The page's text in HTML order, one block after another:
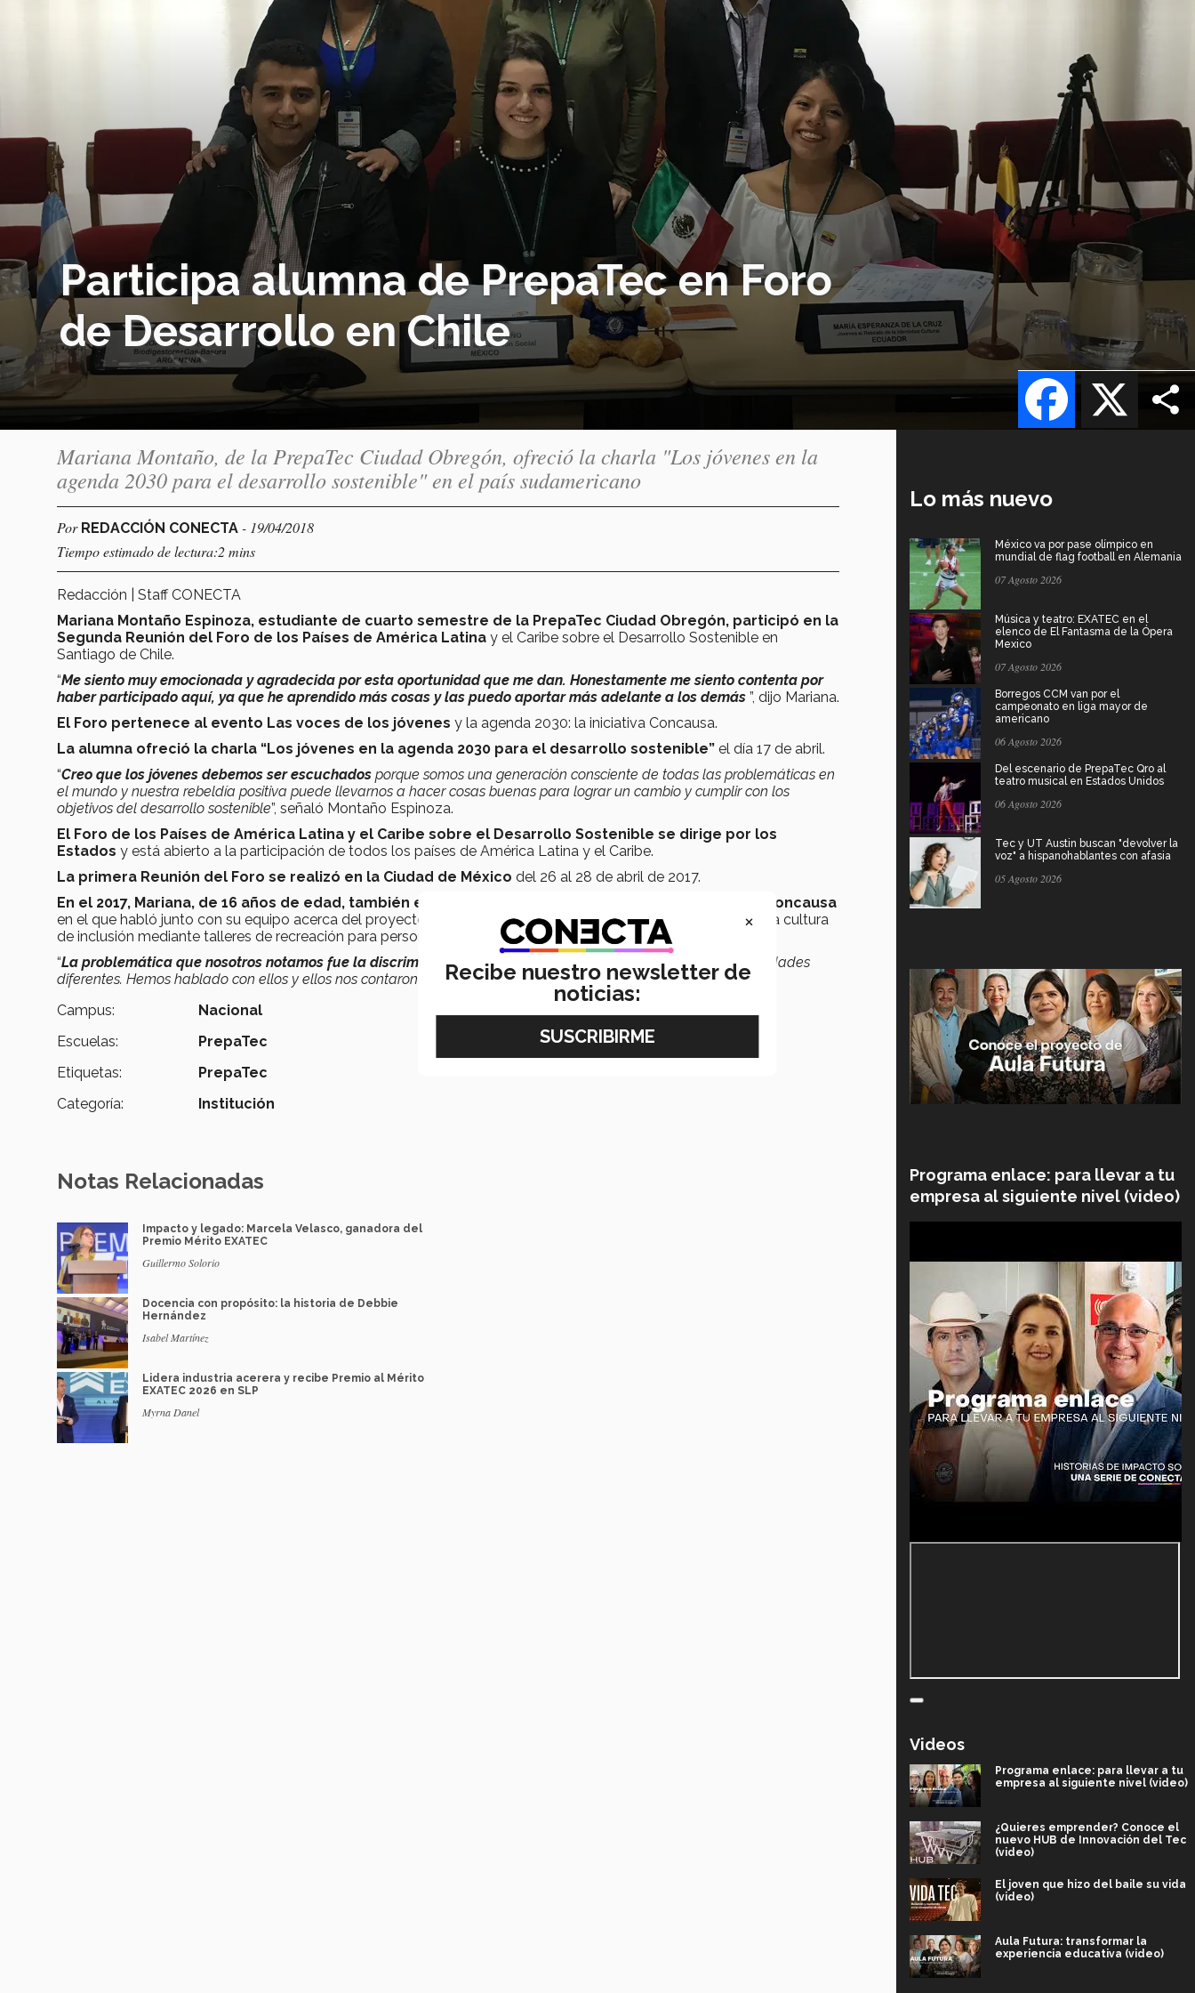
Participa alumna de PrepaTec en Foro
de Desarrollo en Chile
X
Facebook
Mariana Montaño, de la PrepaTec Ciudad Obregón, ofreció la charla "Los jóvenes en la
agenda 2030 para el desarrollo sostenible" en el país sudamericano
Por REDACCIÓN CONECTA - 19/04/2018
Tiempo estimado de lectura:2 mins
Redacción | Staff CONECTA
Mariana Montaño Espinoza, estudiante de cuarto semestre de la PrepaTec Ciudad Obregón, participó en la
Segunda Reunión del Foro de los Países de América Latina y el Caribe sobre el Desarrollo Sostenible en
Santiago de Chile.
“Me siento muy emocionada y agradecida por esta oportunidad que me dan. Honestamente me siento contenta por
haber participado aquí, ya que he aprendido más cosas y las puedo aportar más adelante a los demás ”, dijo Mariana.
El Foro pertenece al evento Las voces de los jóvenes y la agenda 2030: la iniciativa Concausa.
La alumna ofreció la charla “Los jóvenes en la agenda 2030 para el desarrollo sostenible” el día 17 de abril.
“Creo que los jóvenes debemos ser escuchados porque somos una generación consciente de todas las problemáticas en
el mundo y nuestra rebeldía positiva puede llevarnos a hacer cosas buenas para lograr un cambio y cumplir con los
objetivos del desarrollo sostenible”, señaló Montaño Espinoza.
El Foro de los Países de América Latina y el Caribe sobre el Desarrollo Sostenible se dirige por los
Estados y está abierto a la participación de todos los países de América Latina y el Caribe.
La primera Reunión del Foro se realizó en la Ciudad de México del 26 al 28 de abril de 2017.
En el 2017, Mariana, de 16 años de edad, también estuvo en Chile donde participó en el concurso Concausa
en el que habló junto con su equipo acerca del proyecto unidos por la inclusión social que es para promover la cultura
de inclusión mediante talleres de recreación para personas con capacidades diferentes.
“La problemática que nosotros notamos fue la discriminación social y laboralhacia las personas con capacidades
diferentes. Hemos hablado con ellos y ellos nos contaron que les faltaba mucho los espacios recreativos
Campus:
Nacional
Escuelas:
PrepaTec
Etiquetas:
PrepaTec
Categoría:
Institución
Notas Relacionadas
Impacto y legado: Marcela Velasco, ganadora del
Premio Mérito EXATEC
Guillermo Solorio
Docencia con propósito: la historia de Debbie
Hernández
Isabel Martínez
Lidera industria acerera y recibe Premio al Mérito
EXATEC 2026 en SLP
Myrna Danel
Lo más nuevo
México va por pase olímpico en
mundial de flag football en Alemania
07 Agosto 2026
Música y teatro: EXATEC en el
elenco de El Fantasma de la Ópera
Mexico
07 Agosto 2026
Borregos CCM van por el
campeonato en liga mayor de
americano
06 Agosto 2026
Del escenario de PrepaTec Qro al
teatro musical en Estados Unidos
06 Agosto 2026
Tec y UT Austin buscan "devolver la
voz" a hispanohablantes con afasia
05 Agosto 2026
Programa enlace: para llevar a tu
empresa al siguiente nivel (video)
Videos
Programa enlace: para llevar a tu
empresa al siguiente nivel (video)
¿Quieres emprender? Conoce el
nuevo HUB de Innovación del Tec
(video)
El joven que hizo del baile su vida
(video)
Aula Futura: transformar la
experiencia educativa (video)
×
Recibe nuestro newsletter de
noticias: